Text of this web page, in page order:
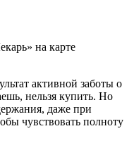
на карте
активной заботы о
нельзя купить. Но
даже при
чувствовать полноту